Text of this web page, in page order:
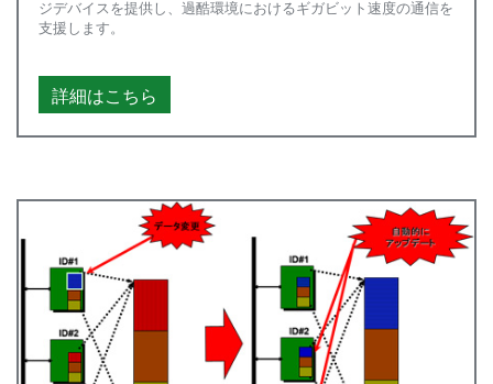
ジデバイスを提供し、過酷環境におけるギガビット速度の通信を
支援します。
詳細はこちら